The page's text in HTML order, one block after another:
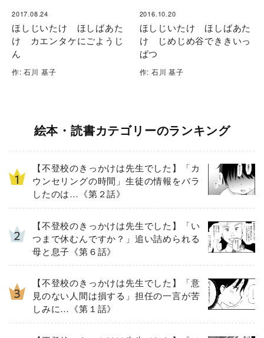
2017.08.24
ほしじいたけ ほしばあた
け カエンタケにごようじ
ん
作: 石川 基子
2016.10.20
ほしじいたけ ほしばあた
け じめじめ谷でききいっ
ぱつ
作: 石川 基子
絵本・読書カテゴリーのランキング
【不登校のきっかけは先生でした】「カ
ウンセリングの時間」生徒の情報をバラ
したのは…《第２話》
【不登校のきっかけは先生でした】「い
つまで休むんですか？」追い詰められる
母と息子《第６話》
【不登校のきっかけは先生でした】「意
見のない人間は損する」担任の一言が苦
しみに…《第１話》